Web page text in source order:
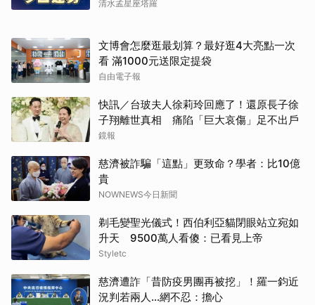
清水孟星座塔羅
文博會怎麼逛最划算？最好逛4大亮點一次
看 滿1000元送限定提袋
自由電子報
快訊／台玻夫人徐莉玲回應了！還原長子徐
子翔離世真相 痛陷「巨大哀傷」足不出戶
鏡報
慈濟被詐騙「這點」更致命？學者：比10億
貴
NOWNEWS今日新聞
剃毛變聖光儀式！西伯利亞貓閉眼站立宛如
升天 9500萬人看傻：已看見上帝
Styletc
慈濟遭詐「昔防疫男團再被挖」！羅一鈞近
況判若兩人…網不忍：擔心